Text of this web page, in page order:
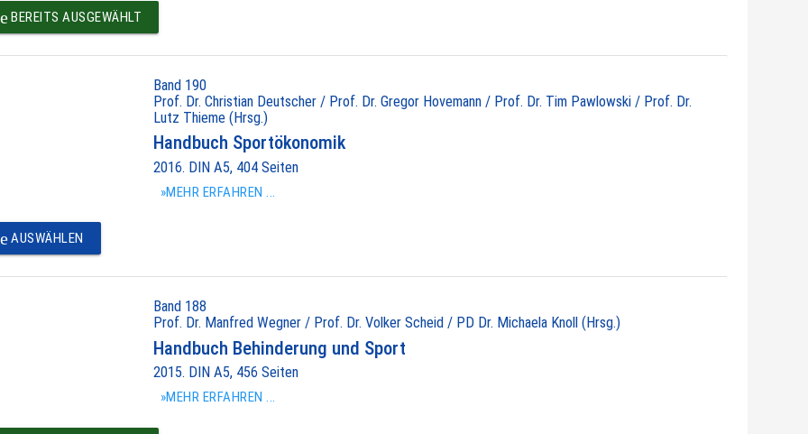
BEREITS AUSGEWÄHLT
Band 190
Prof. Dr. Christian Deutscher / Prof. Dr. Gregor Hovemann / Prof. Dr. Tim Pawlowski / Prof. Dr.
Lutz Thieme (Hrsg.)
Handbuch Sportökonomik
2016. DIN A5, 404 Seiten
»MEHR ERFAHREN ...
AUSWÄHLEN
Band 188
Prof. Dr. Manfred Wegner / Prof. Dr. Volker Scheid / PD Dr. Michaela Knoll (Hrsg.)
Handbuch Behinderung und Sport
2015. DIN A5, 456 Seiten
»MEHR ERFAHREN ...